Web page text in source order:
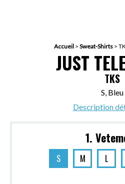
Accueil> Sweat-Shirts>
JUST
TKS
S, Bleu
Description
1.
S M L